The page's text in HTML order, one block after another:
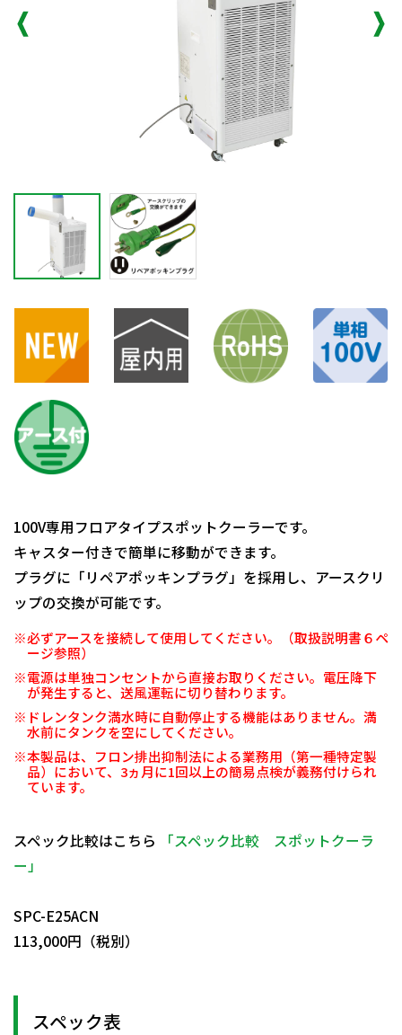
100V専用フロアタイプスポットクーラーです。
キャスター付きで簡単に移動ができます。
プラグに「リペアポッキンプラグ」を採用し、アースクリ
ップの交換が可能です。
※必ずアースを接続して使用してください。（取扱説明書６ペ
ージ参照）
※電源は単独コンセントから直接お取りください。電圧降下
が発生すると、送風運転に切り替わります。
※ドレンタンク満水時に自動停止する機能はありません。満
水前にタンクを空にしてください。
※本製品は、フロン排出抑制法による業務用（第一種特定製
品）において、3ヵ月に1回以上の簡易点検が義務付けられ
ています。
スペック比較はこちら
「スペック比較 スポットクーラ
ー」
SPC-E25ACN
113,000円（税別）
スペック表